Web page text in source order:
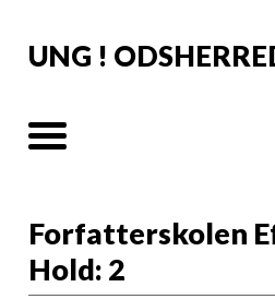
UNG !
Forfatterskolen
Hold: 2